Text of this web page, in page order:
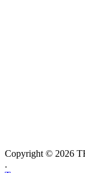
Copyright © 2026
.